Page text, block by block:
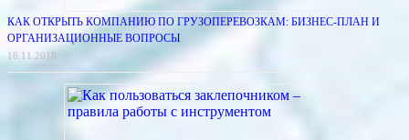
КАК ОТКРЫТЬ КОМПАНИЮ ПО ГРУЗОПЕРЕВОЗКАМ: БИЗНЕС-ПЛАН И
ОРГАНИЗАЦИОННЫЕ ВОПРОСЫ
16.11.2018